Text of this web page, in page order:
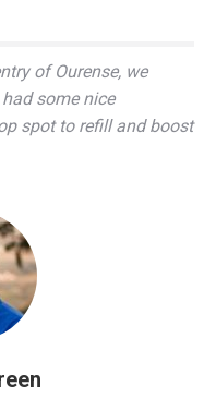
of Ourense, we
some nice
spot to refill and boost